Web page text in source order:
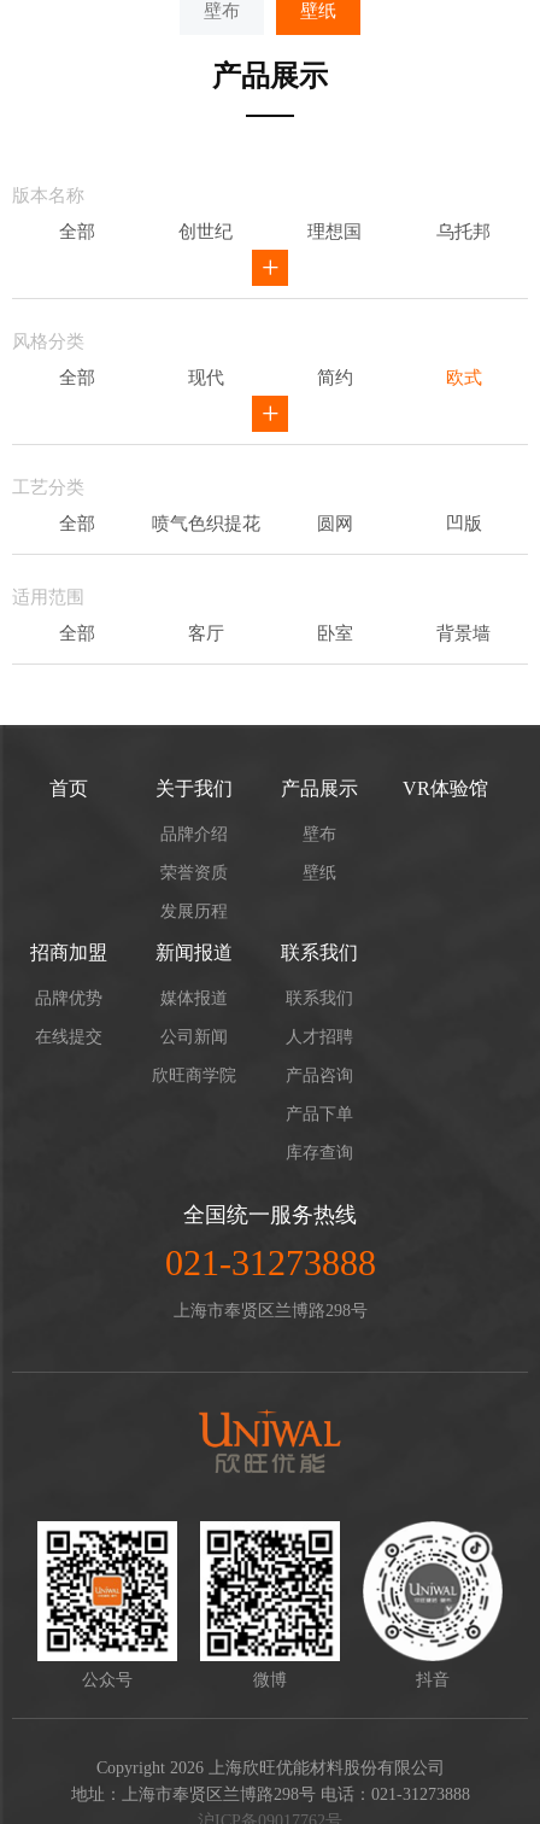
壁布 壁纸
产品展示
版本名称
全部
创世纪 理想国 乌托邦
风格分类
全部
现代 简约 欧式
工艺分类
全部
喷气色织提花 圆网 凹版
适用范围
全部
客厅 卧室 背景墙
首页 关于我们
品牌介绍
荣誉资质
发展历程
产品展示
壁布
壁纸
VR体验馆
招商加盟
品牌优势
在线提交
新闻报道
媒体报道
公司新闻
欣旺商学院
联系我们
联系我们
人才招聘
产品咨询
产品下单
库存查询
全国统一服务热线
021-31273888
上海市奉贤区兰博路298号
公众号 微博 抖音
Copyright 2026 上海欣旺优能材料股份有限公司
地址：上海市奉贤区兰博路298号 电话：021-31273888